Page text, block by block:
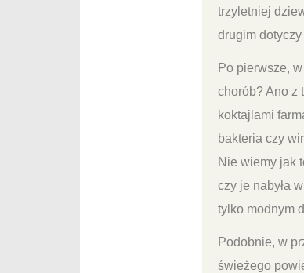
trzyletniej
drugim
Po pierwsze,
chorób? Ano z
koktajlami
bakteria czy
Nie wiemy jak
czy je nabyła
tylko modnym
Podobnie, w
świeżego